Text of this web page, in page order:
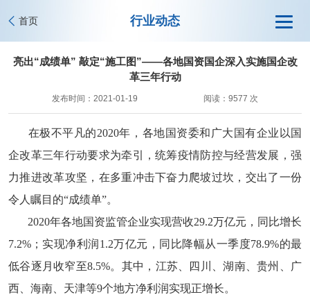
首页 行业动态
亮出“成绩单” 敲定“施工图”——各地国资国企深入实施国企改
革三年行动
发布时间：2021-01-19 阅读：9577 次
在极不平凡的2020年，各地国资委和广大国有企业以国
企改革三年行动要求为牵引，统筹疫情防控与经营发展，强
力推进改革攻坚，在多重冲击下奋力爬坡过坎，交出了一份
令人瞩目的“成绩单”。
2020年各地国资监管企业实现营收29.2万亿元，同比增长
7.2%；实现净利润1.2万亿元，同比降幅从一季度78.9%的最
低谷逐月收窄至8.5%。其中，江苏、四川、湖南、贵州、广
西、海南、天津等9个地方净利润实现正增长。